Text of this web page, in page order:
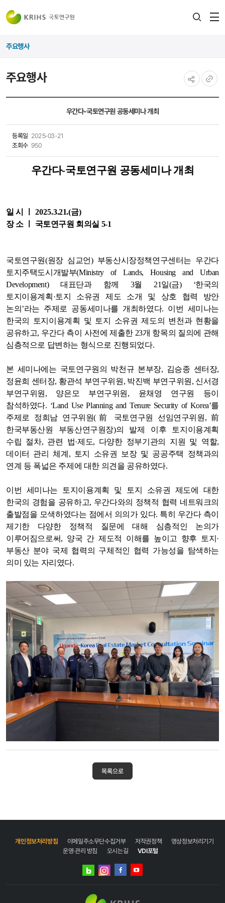
주요행사
주요행사
우간다-국토연구원 공동세미나 개최
등록일 2025-03-21
조회수 950
우간다-국토연구원 공동세미나 개최
일 시 ㅣ 2025.3.21.(금)
장 소 ㅣ 국토연구원 회의실 5-1
국토연구원(원장 심교언) 부동산시장정책연구센터는 우간다
토지주택도시개발부(Ministry of Lands, Housing and Urban
Development) 대표단과 함께 3월 21일(금) ‘한국의
토지이용계획·토지 소유권 제도 소개 및 상호 협력 방안
논의’라는 주제로 공동세미나를 개최하였다. 이번 세미나는
한국의 토지이용계획 및 토지 소유권 제도의 변천과 현황을
공유하고, 우간다 측이 사전에 제출한 23개 항목의 질의에 관해
심층적으로 답변하는 형식으로 진행되었다.
본 세미나에는 국토연구원의 박천규 본부장, 김승종 센터장,
정윤희 센터장, 황관석 부연구위원, 박진백 부연구위원, 신서경
부연구위원, 양은모 부연구위원, 윤채영 연구원 등이
참석하였다. ‘Land Use Planning and Tenure Security of Korea’를
주제로 정희남 연구위원(前 국토연구원 선임연구위원, 前
한국부동산원 부동산연구원장)의 발제 이후 토지이용계획
수립 절차, 관련 법·제도, 다양한 정부기관의 지원 및 역할,
데이터 관리 체계, 토지 소유권 보장 및 공공주택 정책과의
연계 등 폭넓은 주제에 대한 의견을 공유하였다.
이번 세미나는 토지이용계획 및 토지 소유권 제도에 대한
한국의 경험을 공유하고, 우간다와의 정책적 협력 네트워크의
출발점을 모색하였다는 점에서 의의가 있다. 특히 우간다 측이
제기한 다양한 정책적 질문에 대해 심층적인 논의가
이루어짐으로써, 양국 간 제도적 이해를 높이고 향후 토지·
부동산 분야 국제 협력의 구체적인 협력 가능성을 탐색하는
의미 있는 자리였다.
목록으로
개인정보처리방침 이메일주소무단수집거부 저작권정책
영상정보처리기기
운영·관리 방침
오시는길 VDI포털
네이버
인스타그램